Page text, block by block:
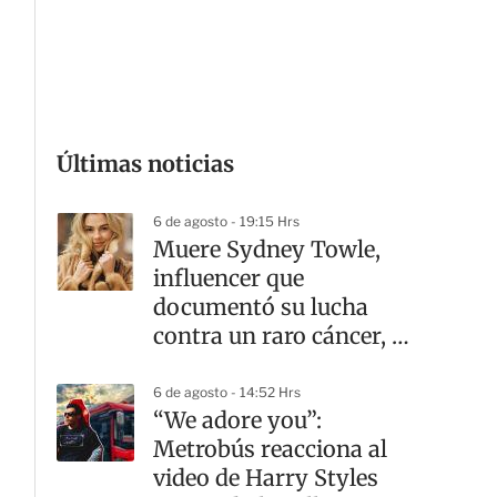
Últimas noticias
6 de agosto - 19:15 Hrs
Muere Sydney Towle,
influencer que
documentó su lucha
contra un raro cáncer, a
6 de agosto - 14:52 Hrs
“We adore you”:
Metrobús reacciona al
video de Harry Styles